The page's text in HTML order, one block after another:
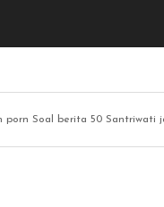
porn Soal berita 50 Santriwati